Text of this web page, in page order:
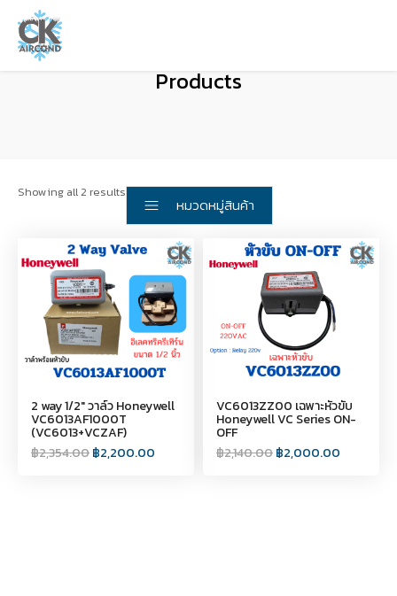
Products
Showing all 2 results
หมวดหมู่สินค้า
2 way 1/2" วาล์ว Honeywell
VC6013AF1000T
(VC6013+VCZAF)
฿2,354.00฿2,200.00
VC6013ZZ00 เฉพาะหัวขับ
Honeywell VC Series ON-
OFF
฿2,140.00฿2,000.00